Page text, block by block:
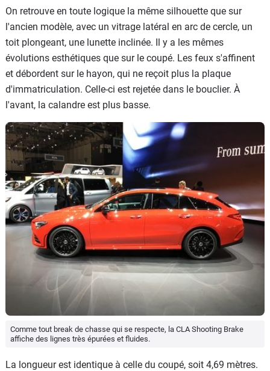
On retrouve en toute logique la même silhouette que sur
l'ancien modèle, avec un vitrage latéral en arc de cercle, un
toit plongeant, une lunette inclinée. Il y a les mêmes
évolutions esthétiques que sur le coupé. Les feux s'affinent
et débordent sur le hayon, qui ne reçoit plus la plaque
d'immatriculation. Celle-ci est rejetée dans le bouclier. À
l'avant, la calandre est plus basse.
Comme tout break de chasse qui se respecte, la CLA Shooting Brake
affiche des lignes très épurées et fluides.
La longueur est identique à celle du coupé, soit 4,69 mètres.